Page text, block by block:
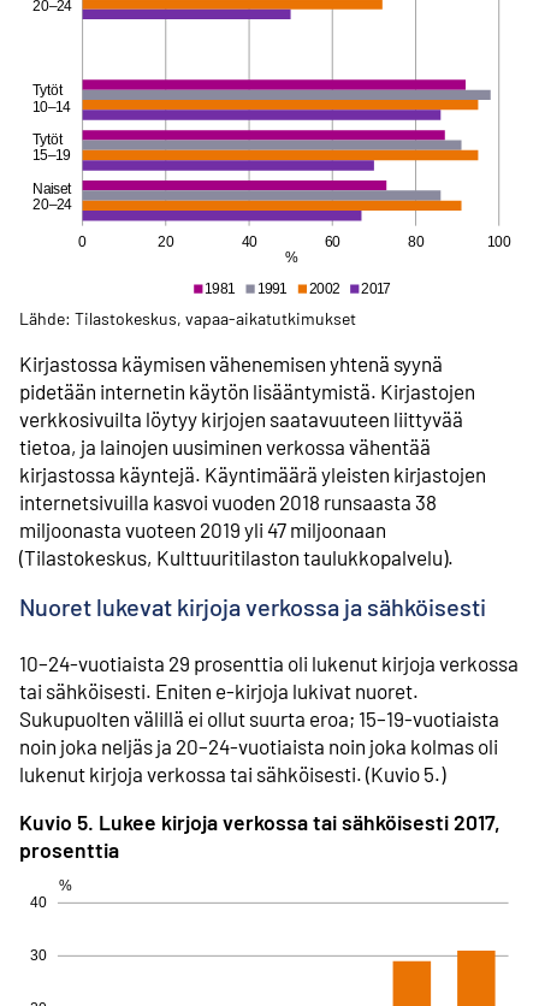
Lähde: Tilastokeskus, vapaa-aikatutkimukset
Kirjastossa käymisen vähenemisen yhtenä syynä
pidetään internetin käytön lisääntymistä. Kirjastojen
verkkosivuilta löytyy kirjojen saatavuuteen liittyvää
tietoa, ja lainojen uusiminen verkossa vähentää
kirjastossa käyntejä. Käyntimäärä yleisten kirjastojen
internetsivuilla kasvoi vuoden 2018 runsaasta 38
miljoonasta vuoteen 2019 yli 47 miljoonaan
(Tilastokeskus, Kulttuuritilaston taulukkopalvelu).
Nuoret lukevat kirjoja verkossa ja sähköisesti
10–24-vuotiaista 29 prosenttia oli lukenut kirjoja verkossa
tai sähköisesti. Eniten e-kirjoja lukivat nuoret.
Sukupuolten välillä ei ollut suurta eroa; 15–19-vuotiaista
noin joka neljäs ja 20–24-vuotiaista noin joka kolmas oli
lukenut kirjoja verkossa tai sähköisesti. (Kuvio 5.)
Kuvio 5. Lukee kirjoja verkossa tai sähköisesti 2017,
prosenttia